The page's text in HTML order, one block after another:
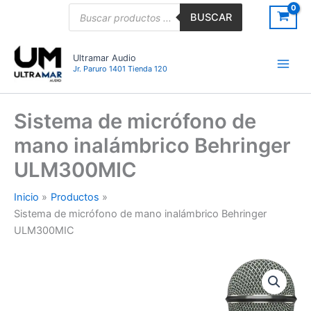
BUSCAR
Ultramar Audio
Jr. Paruro 1401 Tienda 120
Sistema de micrófono de
mano inalámbrico Behringer
ULM300MIC
Inicio
Productos
Sistema de micrófono de mano inalámbrico Behringer
ULM300MIC